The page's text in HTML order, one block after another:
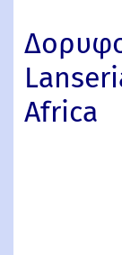
Africa